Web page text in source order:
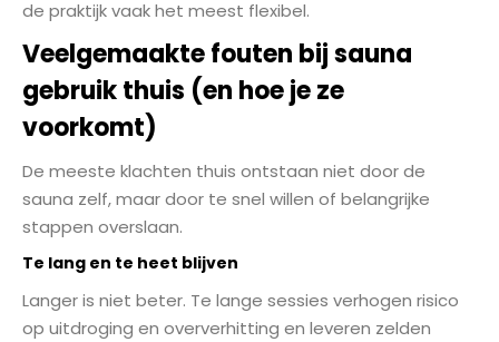
de praktijk vaak het meest flexibel.
Veelgemaakte fouten bij sauna
gebruik thuis (en hoe je ze
voorkomt)
De meeste klachten thuis ontstaan niet door de
sauna zelf, maar door te snel willen of belangrijke
stappen overslaan.
Te lang en te heet blijven
Langer is niet beter. Te lange sessies verhogen risico
op uitdroging en oververhitting en leveren zelden